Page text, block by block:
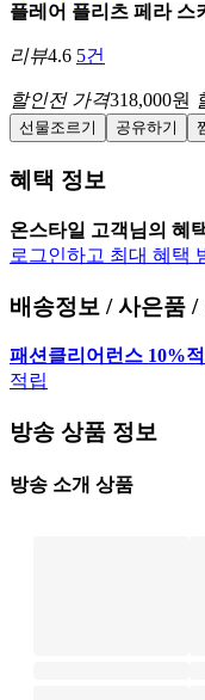
플레어 플리츠 페라 스
리뷰4.6 5건
할인전 가격318,000원
선물조르기 공유하기
혜택 정보
온스타일 고객님의 혜
로그인하고 최대 혜택
배송정보 / 사은품 /
패션클리어런스 10%
적립
방송 상품 정보
방송 소개 상품